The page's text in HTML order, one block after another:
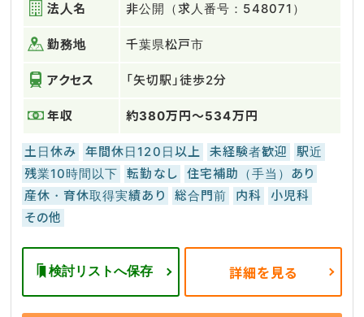
法人名 非公開（求人番号：548071）
勤務地 千葉県松戸市
アクセス 「矢切駅」徒歩2分
年収 約380万円～534万円
土日休み 年間休日120日以上 未経験者歓迎
駅近
残業10時間以下
転勤なし
住宅補助（手当）あり
産休・育休取得実績あり
総合門前 内科
小児科
その他
検討リストへ保存 詳細を見る